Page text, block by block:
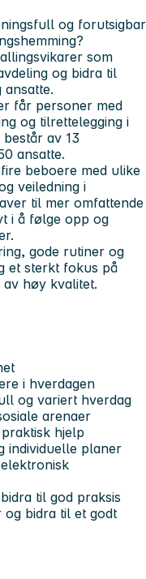
og forutsigbar
som
og bidra til
får personer med
og tilrettelegging i
av 13
ansatte.
beboere med ulike
veiledning i
til mer omfattende
i å følge opp og
gode rutiner og
et sterkt fokus på
høy kvalitet.
i hverdagen
og variert hverdag
arenaer
hjelp
individuelle planer
til god praksis
og bidra til et godt